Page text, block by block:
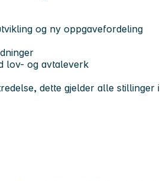
og ny oppgavefordeling
lov- og avtaleverk
dette gjelder alle stillinger